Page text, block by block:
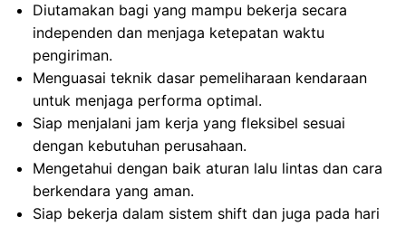
Diutamakan bagi yang mampu bekerja secara
independen dan menjaga ketepatan waktu
pengiriman.
Menguasai teknik dasar pemeliharaan kendaraan
untuk menjaga performa optimal.
Siap menjalani jam kerja yang fleksibel sesuai
dengan kebutuhan perusahaan.
Mengetahui dengan baik aturan lalu lintas dan cara
berkendara yang aman.
Siap bekerja dalam sistem shift dan juga pada hari